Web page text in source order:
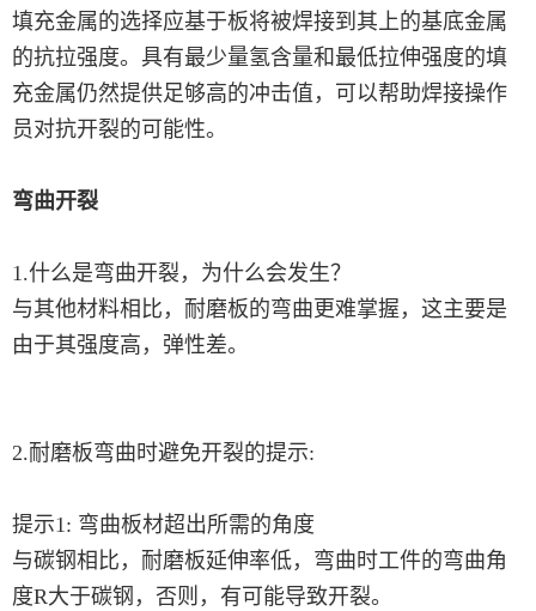
填充金属的选择应基于板将被焊接到其上的基底金属
的抗拉强度。具有最少量氢含量和最低拉伸强度的填
充金属仍然提供足够高的冲击值，可以帮助焊接操作
员对抗开裂的可能性。
弯曲开裂
1.什么是弯曲开裂，为什么会发生？
与其他材料相比，耐磨板的弯曲更难掌握，这主要是
由于其强度高，弹性差。
2.耐磨板弯曲时避免开裂的提示:
提示1: 弯曲板材超出所需的角度
与碳钢相比，耐磨板延伸率低，弯曲时工件的弯曲角
度R大于碳钢，否则，有可能导致开裂。